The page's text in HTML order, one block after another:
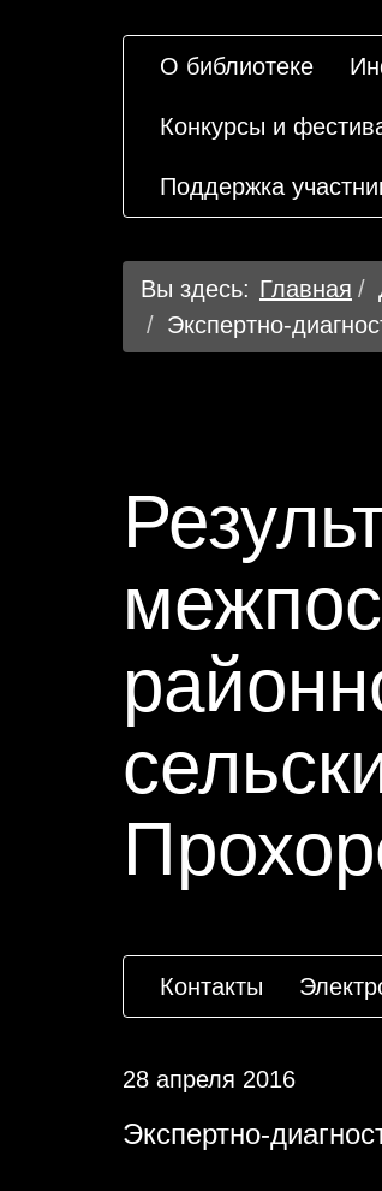
О библиотеке
Конкурсы и
Поддержка
Вы здесь: Главная
Экспертно-
Контакты
28 апреля 2016
Экспертно-